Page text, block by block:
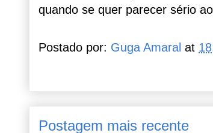
quando se quer parecer sério
Postado por: Guga Amaral at
Postagem mais recente